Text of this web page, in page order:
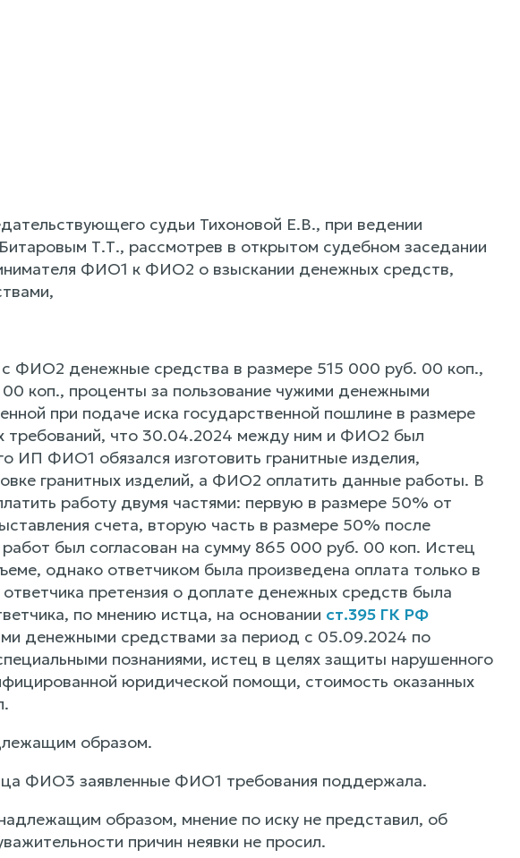
судьи Тихоновой Е.В., при ведении
Т.Т., рассмотрев в открытом судебном заседании
ФИО1 к ФИО2 о взыскании денежных средств,
ФИО2 денежные средства в размере 515 000 руб. 00 коп.,
коп., проценты за пользование чужими денежными
при подаче иска государственной пошлине в размере
требований, что 30.04.2024 между ним и ФИО2 был
ФИО1 обязался изготовить гранитные изделия,
гранитных изделий, а ФИО2 оплатить данные работы. В
работу двумя частями: первую в размере 50% от
счета, вторую часть в размере 50% после
был согласован на сумму 865 000 руб. 00 коп. Истец
однако ответчиком была произведена оплата только в
претензия о доплате денежных средств была
по мнению истца, на основании ст.395 ГК РФ
денежными средствами за период с 05.09.2024 по
познаниями, истец в целях защиты нарушенного
юридической помощи, стоимость оказанных
образом.
ФИО3 заявленные ФИО1 требования поддержала.
образом, мнение по иску не представил, об
причин неявки не просил.